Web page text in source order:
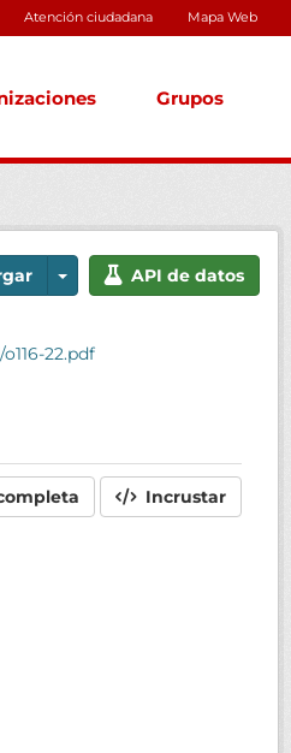
Atención ciudadana Mapa Web
Grupos
API de datos
22.pdf
Incrustar